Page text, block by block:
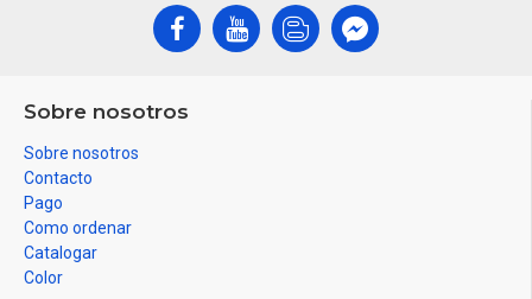
Sobre nosotros
Sobre nosotros
Contacto
Pago
Como ordenar
Catalogar
Color